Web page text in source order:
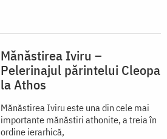
Mănăstirea Iviru –
Pelerinajul părintelui Cleopa
la Athos
Mănăstirea Iviru este una din cele mai
importante mănăstiri athonite, a treia în
ordine ierarhică,